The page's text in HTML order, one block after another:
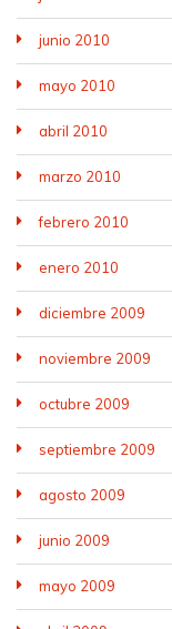
junio 2010
mayo 2010
abril 2010
marzo 2010
febrero 2010
enero 2010
diciembre 2009
noviembre 2009
octubre 2009
septiembre 2009
agosto 2009
junio 2009
mayo 2009